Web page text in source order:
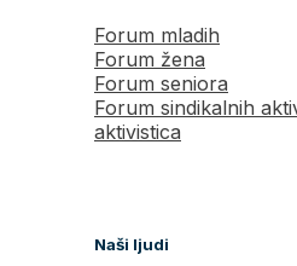
Forum mladih
Forum žena
Forum seniora
Forum sindikalnih
aktivistica
Naši ljudi